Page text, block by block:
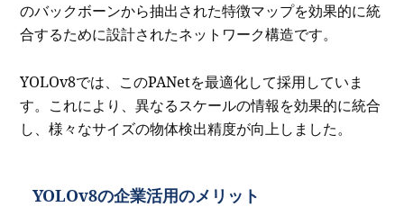
のバックボーンから抽出された特徴マップを効果的に統
合するために設計されたネットワーク構造です。
YOLOv8では、このPANetを最適化して採用していま
す。これにより、異なるスケールの情報を効果的に統合
し、様々なサイズの物体検出精度が向上しました。
YOLOv8の企業活用のメリット